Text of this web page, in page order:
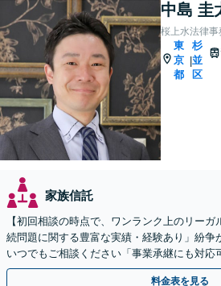
中島 圭
桜上水法律事
東
京
都
|
杉
並
区
家族信託
【初回相談の時点で、ワンランク上のリー
続問題に関する豊富な実績・経験あり」紛争
いつでもご相談ください「事業承継にも対応
んだ複雑な遺産分割にも詳しい」【休日・夜
料金表を見る